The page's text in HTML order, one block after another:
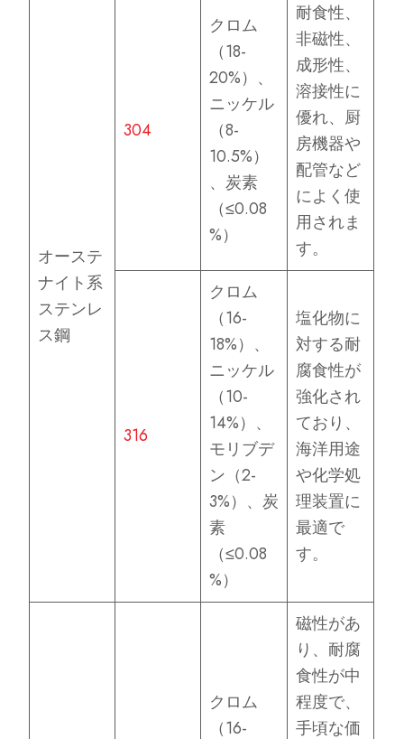
オーステ
ナイト系
ステンレ
ス鋼
304
クロム
（18-
20%）、
ニッケル
（8-
10.5%）
、炭素
（≤0.08
%）
耐食性、
非磁性、
成形性、
溶接性に
優れ、厨
房機器や
配管など
によく使
用されま
す。
316
クロム
（16-
18%）、
ニッケル
（10-
14%）、
モリブデ
ン（2-
3%）、炭
素
（≤0.08
%）
塩化物に
対する耐
腐食性が
強化され
ており、
海洋用途
や化学処
理装置に
最適で
す。
クロム
（16-
磁性があ
り、耐腐
食性が中
程度で、
手頃な価